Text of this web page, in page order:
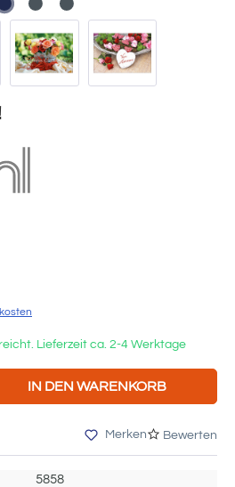
Lieferzeit ca. 2-4 Werktage
den gewünschten
IN DEN WARENKORB
Merken Bewerten
5858